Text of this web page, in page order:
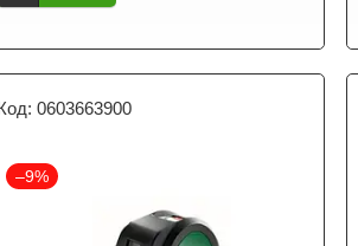
0603663900
–9%